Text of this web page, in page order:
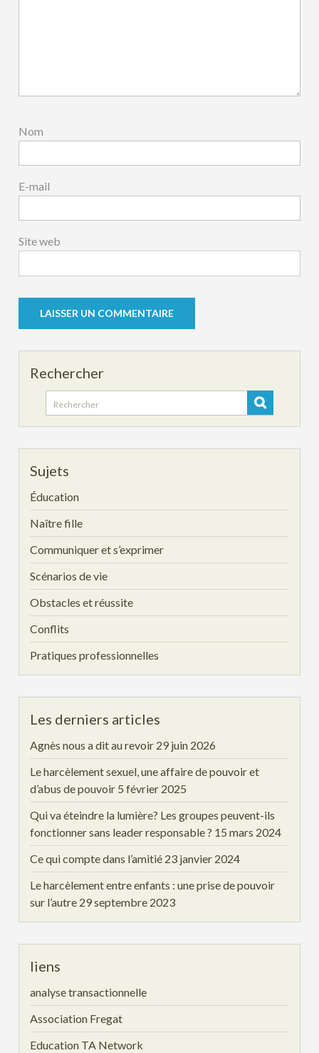
Nom
E-mail
Site web
Rechercher
Search
for:
Sujets
Éducation
Naître fille
Communiquer et s’exprimer
Scénarios de vie
Obstacles et réussite
Conflits
Pratiques professionnelles
Les derniers articles
Agnès nous a dit au revoir 29 juin 2026
Le harcèlement sexuel, une affaire de pouvoir et
d’abus de pouvoir 5 février 2025
Qui va éteindre la lumière? Les groupes peuvent-ils
fonctionner sans leader responsable ? 15 mars 2024
Ce qui compte dans l’amitié 23 janvier 2024
Le harcèlement entre enfants : une prise de pouvoir
sur l’autre 29 septembre 2023
liens
analyse transactionnelle
Association Fregat
Education TA Network